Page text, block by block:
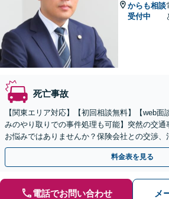
からも相談
受付中
死亡事故
【関東エリア対応】【初回相談無料】【web面
みのやり取りでの事件処理も可能】突然の交
お悩みではありませんか？保険会社との交渉、
遺障害等級認定など、幅広くサポートいたしま
料金表を見る
電話でお問い合わせ メ